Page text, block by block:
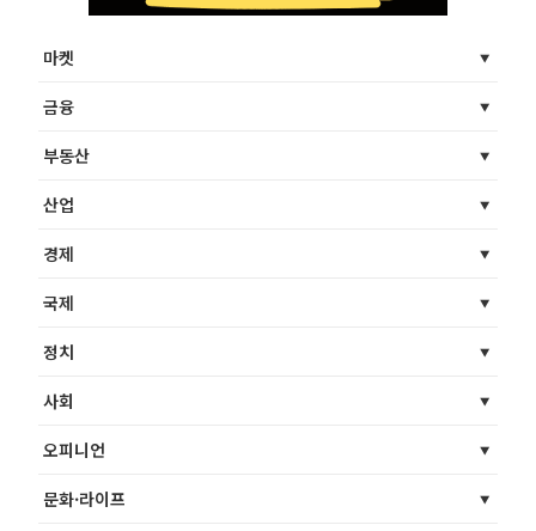
마켓
금융
부동산
산업
경제
국제
정치
사회
오피니언
문화·라이프